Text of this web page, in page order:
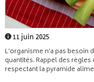
11 juin 2025
L'organisme n'a pas besoin
quantités. Rappel des
respectant la pyramide